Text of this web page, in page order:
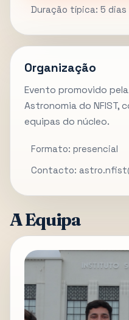
Duração típica: 5 dias
Organização
Evento promovido
Astronomia do NFIST,
equipas do núcleo.
Formato: presencial
Contacto:
A Equipa